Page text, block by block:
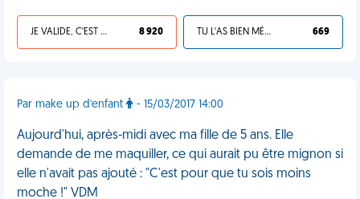
JE VALIDE, C'EST UNE VDM 8 920 TU L'AS BIEN MÉRITÉ 669
Par make up d'enfant - 15/03/2017 14:00
Aujourd'hui, après-midi avec ma fille de 5 ans. Elle
demande de me maquiller, ce qui aurait pu être mignon si
elle n'avait pas ajouté : "C'est pour que tu sois moins
moche !" VDM